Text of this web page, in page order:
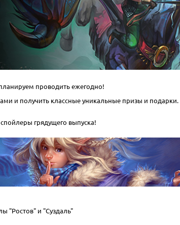
проводить ежегодно!
и получить классные уникальные призы и
грядущего выпуска!
"Ростов" и "Суздаль"